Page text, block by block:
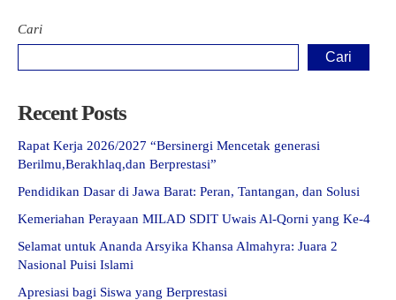
Cari
Cari
Recent Posts
Rapat Kerja 2026/2027 “Bersinergi Mencetak generasi
Berilmu,Berakhlaq,dan Berprestasi”
Pendidikan Dasar di Jawa Barat: Peran, Tantangan, dan Solusi
Kemeriahan Perayaan MILAD SDIT Uwais Al-Qorni yang Ke-4
Selamat untuk Ananda Arsyika Khansa Almahyra: Juara 2
Nasional Puisi Islami
Apresiasi bagi Siswa yang Berprestasi